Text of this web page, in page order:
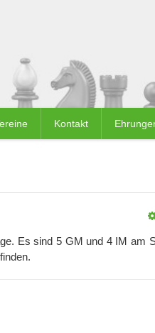
Kontakt
Es sind 5 GM und 4 IM am